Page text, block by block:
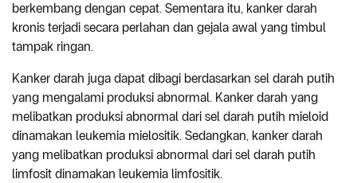
berkembang dengan cepat. Sementara itu, kanker darah
kronis terjadi secara perlahan dan gejala awal yang timbul
tampak ringan.
Kanker darah juga dapat dibagi berdasarkan sel darah putih
yang mengalami produksi abnormal. Kanker darah yang
melibatkan produksi abnormal dari sel darah putih mieloid
dinamakan leukemia mielositik. Sedangkan, kanker darah
yang melibatkan produksi abnormal dari sel darah putih
limfosit dinamakan leukemia limfositik.